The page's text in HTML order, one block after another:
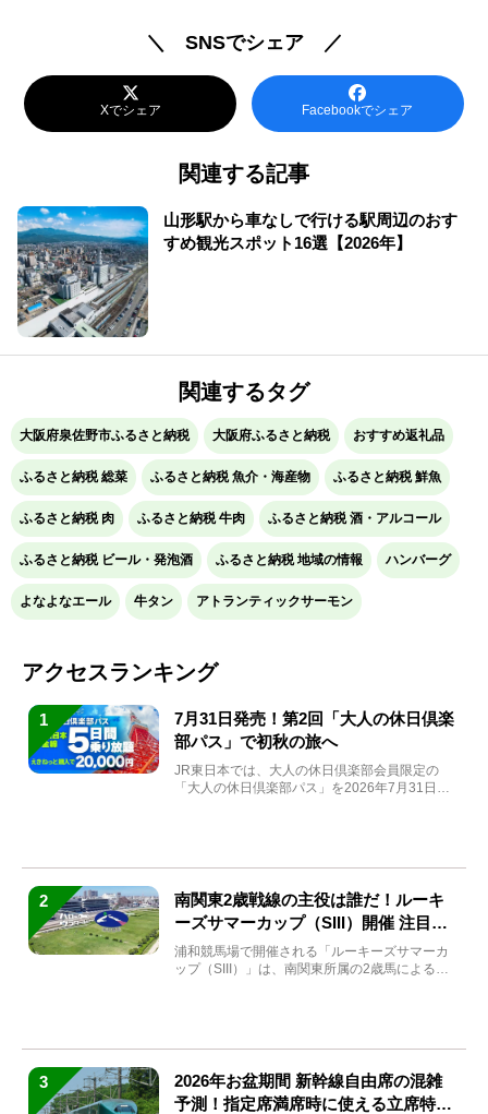
＼ SNSでシェア ／
Xでシェア Facebookでシェア
関連する記事
山形駅から車なしで行ける駅周辺のおす
すめ観光スポット16選【2026年】
関連するタグ
大阪府泉佐野市ふるさと納税 大阪府ふるさと納税 おすすめ返礼品
ふるさと納税 総菜 ふるさと納税 魚介・海産物 ふるさと納税 鮮魚
ふるさと納税 肉 ふるさと納税 牛肉 ふるさと納税 酒・アルコール
ふるさと納税 ビール・発泡酒 ふるさと納税 地域の情報 ハンバーグ
よなよなエール 牛タン アトランティックサーモン
アクセスランキング
1
7月31日発売！第2回「大人の休日倶楽
部パス」で初秋の旅へ
JR東日本では、大人の休日倶楽部会員限定の
「大人の休日倶楽部パス」を2026年7月31日
2
南関東2歳戦線の主役は誰だ！ルーキ
ーズサマーカップ（SIII）開催 注目馬
と見どころをチェック
浦和競馬場で開催される「ルーキーズサマーカ
ップ（SIII）」は、南関東所属の2歳馬による注
3
2026年お盆期間 新幹線自由席の混雑
予測！指定席満席時に使える立席特急